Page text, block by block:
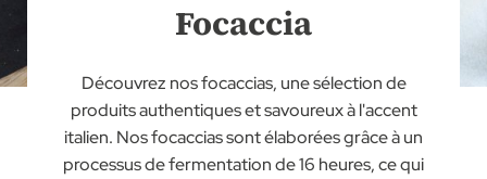
Focaccia
Découvrez nos focaccias, une sélection de
produits authentiques et savoureux à l'accent
italien. Nos focaccias sont élaborées grâce à un
processus de fermentation de 16 heures, ce qui